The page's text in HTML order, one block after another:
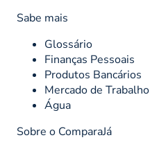
Sabe mais
Glossário
Finanças Pessoais
Produtos Bancários
Mercado de Trabalho
Água
Sobre o ComparaJá